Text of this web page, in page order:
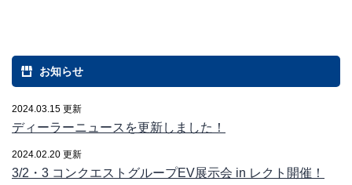
お知らせ
2024.03.15 更新
ディーラーニュースを更新しました！
2024.02.20 更新
3/2・3 コンクエストグループEV展示会 in レクト開催！